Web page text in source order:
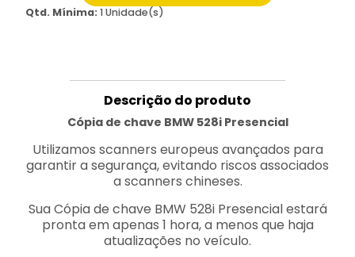
Qtd. Mínima: 1 Unidade(s)
Descrição do produto
Cópia de chave BMW 528i Presencial
Utilizamos scanners europeus avançados para
garantir a segurança, evitando riscos associados
a scanners chineses.
Sua Cópia de chave BMW 528i Presencial estará
pronta em apenas 1 hora, a menos que haja
atualizações no veículo.